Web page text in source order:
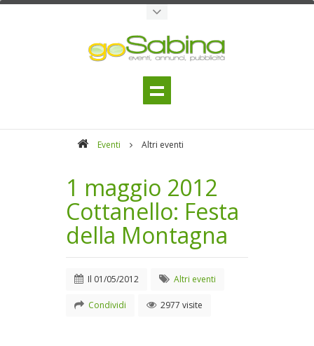
Eventi Altri eventi
1 maggio 2012
Cottanello: Festa
della Montagna
Il 01/05/2012 Altri eventi
Condividi 2977 visite